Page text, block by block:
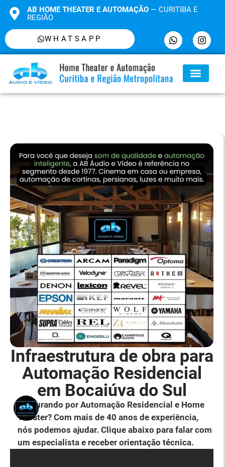
AB HOME THEATER E AUTOMAÇÃO— CURITIBA E
REGIÃO
WHATSAPP
Infraestrutura de obra para
Automação Residencial
em Bocaiúva do Sul
Procurando por Automação Residencial e Home
Theater? Com mais de 40 anos de experiência,
nós podemos ajudar. Clique abaixo para falar com
um especialista e receber orientação técnica.